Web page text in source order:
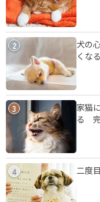
2
犬の
くな
3
家猫
る 完
4 二度